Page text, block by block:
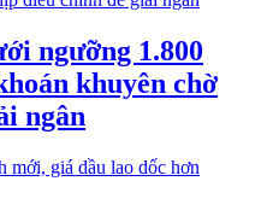
ngưỡng 1.800
khuyên chờ
ngân